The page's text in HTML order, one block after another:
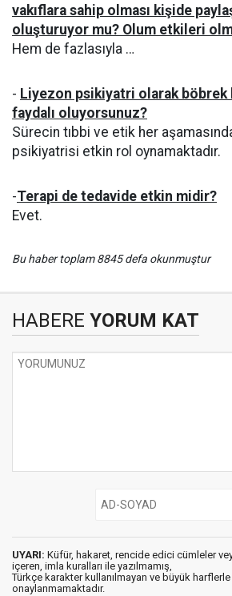
vakıflara sahip olması kişide
oluşturuyor mu? Olum etkileri
Hem de fazlasıyla …
- Liyezon psikiyatri olarak böbrek
faydalı oluyorsunuz?
Sürecin tıbbi ve etik her
psikiyatrisi etkin rol oynamaktadır.
-Terapi de tedavide etkin midir?
Evet.
Bu haber toplam 8845 defa okunmuştur
HABERE YORUM KAT
UYARI: Küfür, hakaret, rencide edici cümleler
içeren, imla kuralları ile yazılmamış,
Türkçe karakter kullanılmayan ve büyük harflerle
onaylanmamaktadır.